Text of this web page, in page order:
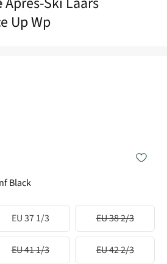
Up Wp
Black
EU 37 1/3 EU 38 2/3
EU 41 1/3 EU 42 2/3